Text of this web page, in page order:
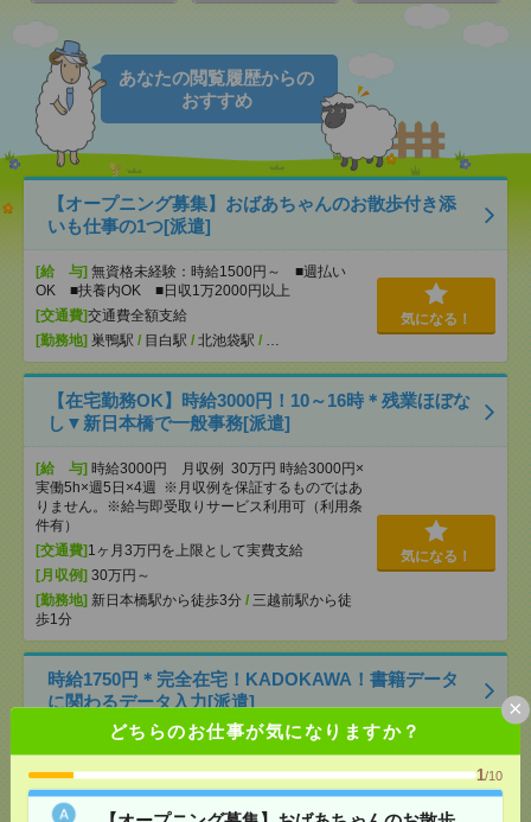
どちらのお仕事が気になりますか？
1/10
×
あなたの閲覧履歴からの
おすすめ
【オープニング募集】おばあちゃんのお散歩付き添
いも仕事の1つ[派遣]
[給 与] 無資格未経験：時給1500円～ ■週払い
OK ■扶養内OK ■日収1万2000円以上
[交通費]交通費全額支給
[勤務地] 巣鴨駅 / 目白駅 / 北池袋駅 / …
気になる！
【在宅勤務OK】時給3000円！10～16時＊残業ほぼな
し▼新日本橋で一般事務[派遣]
[給 与] 時給3000円 月収例 30万円 時給3000円×
実働5h×週5日×4週 ※月収例を保証するものではあ
りません。※給与即受取りサービス利用可（利用条
件有）
[交通費] 1ヶ月3万円を上限として実費支給
[月収例] 30万円～
[勤務地] 新日本橋駅から徒歩3分 / 三越前駅から徒
歩1分
気になる！
時給1750円＊完全在宅！KADOKAWA！書籍データ
に関わるデータ入力[派遣]
[交通費]全額支給
[勤務地]飯田橋駅から徒歩3分/九段下駅から徒歩7
気になる！